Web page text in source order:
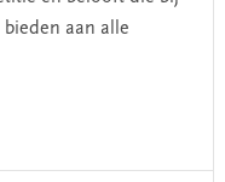
aan alle